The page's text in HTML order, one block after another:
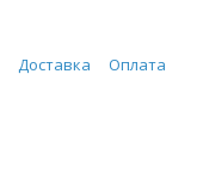
Доставка
Оплата